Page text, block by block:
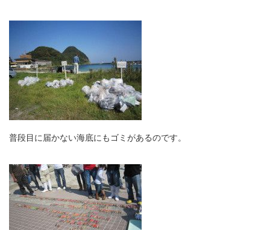
普段目に届かない海底にもゴミがあるのです。